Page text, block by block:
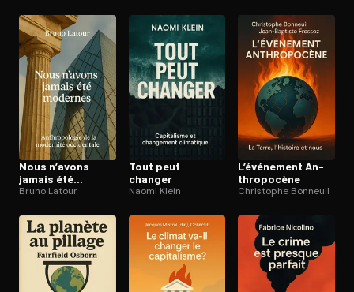
Nous n’avons
jamais été
modernes
Bruno Latour
Tout peut
changer
Naomi Klein
L’événement An­
thro­po­cène
Christophe Bonneuil